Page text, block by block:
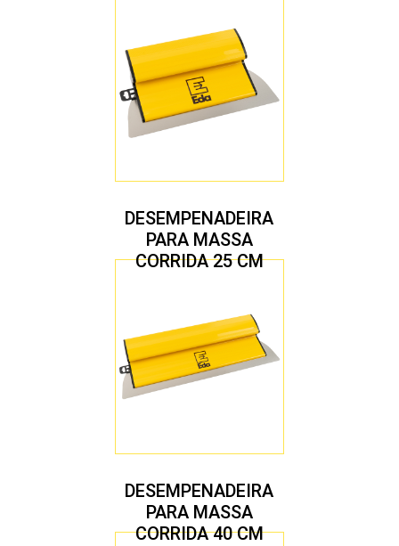
1,7 MM
DESEMPENADEIRA
PARA MASSA
CORRIDA 25 CM
DESEMPENADEIRA
PARA MASSA
CORRIDA 40 CM